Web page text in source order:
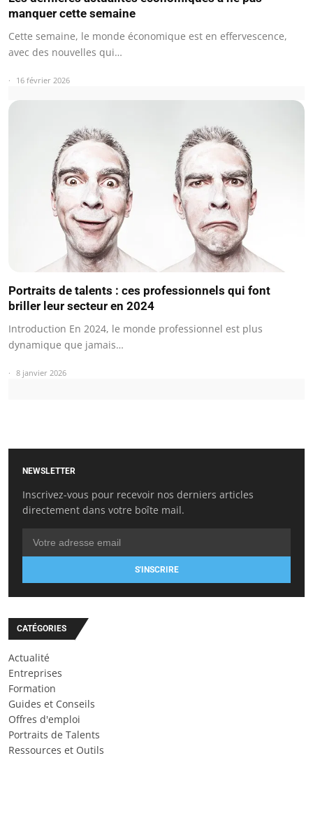
manquer cette semaine
Cette semaine, le monde économique est en effervescence,
avec des nouvelles qui…
16 février 2026
Portraits de talents : ces professionnels qui font
briller leur secteur en 2024
Introduction En 2024, le monde professionnel est plus
dynamique que jamais…
8 janvier 2026
NEWSLETTER
Inscrivez-vous pour recevoir nos derniers articles
directement dans votre boîte mail.
S'INSCRIRE
CATÉGORIES
Actualité
Entreprises
Formation
Guides et Conseils
Offres d'emploi
Portraits de Talents
Ressources et Outils